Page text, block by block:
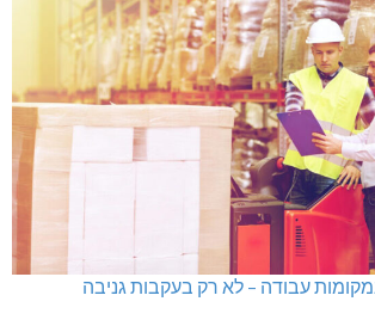
עבודה – לא רק בעקבות גניבה